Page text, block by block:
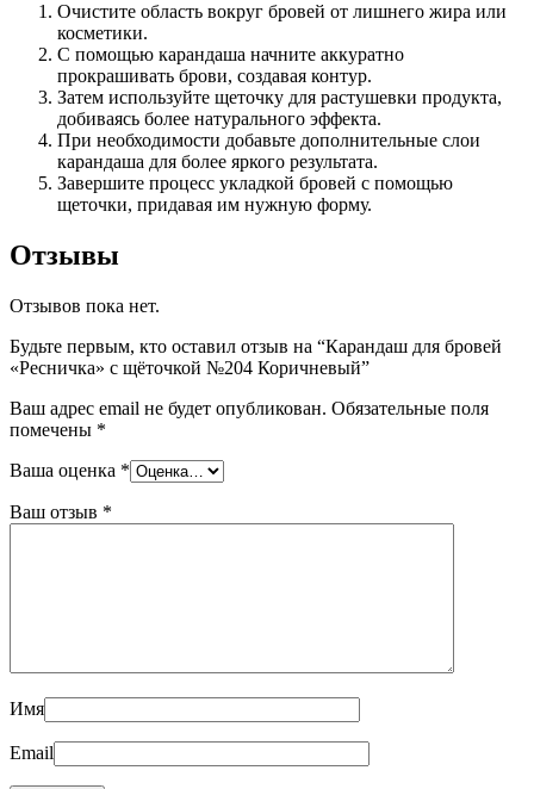
Очистите область вокруг бровей от лишнего жира или
косметики.
С помощью карандаша начните аккуратно
прокрашивать брови, создавая контур.
Затем используйте щеточку для растушевки продукта,
добиваясь более натурального эффекта.
При необходимости добавьте дополнительные слои
карандаша для более яркого результата.
Завершите процесс укладкой бровей с помощью
щеточки, придавая им нужную форму.
Отзывы
Отзывов пока нет.
Будьте первым, кто оставил отзыв на “Карандаш для бровей
«Ресничка» с щёточкой №204 Коричневый”
Ваш адрес email не будет опубликован. Обязательные поля
помечены *
Ваша оценка *
Ваш отзыв *
Имя
Email